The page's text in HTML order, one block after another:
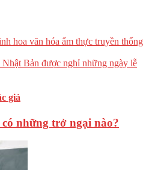
hoa văn hóa ẩm thực truyền thống
Bản được nghỉ những ngày lễ
giả
những trở ngại nào?